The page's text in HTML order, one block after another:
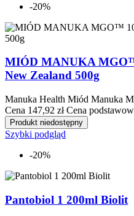
-20%
MIÓD MANUKA
New Zealand 500g
Manuka Health Miód Manuka
Cena 147,92 zł Cena
Produkt niedostępny
Szybki podgląd
-20%
Pantobiol 1 200ml Biolit